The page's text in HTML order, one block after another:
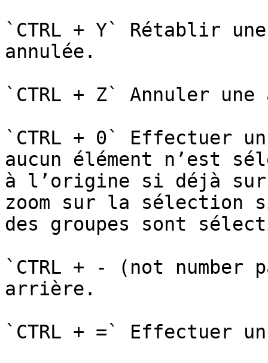
`CTRL + Y` Rétablir
annulée.
`CTRL + Z` Annuler
`CTRL + 0` Effectuer
aucun élément n’est
à l’origine si déjà sur
zoom sur la sélection
des groupes sont
`CTRL + - (not number
arrière.
`CTRL + =` Effectuer